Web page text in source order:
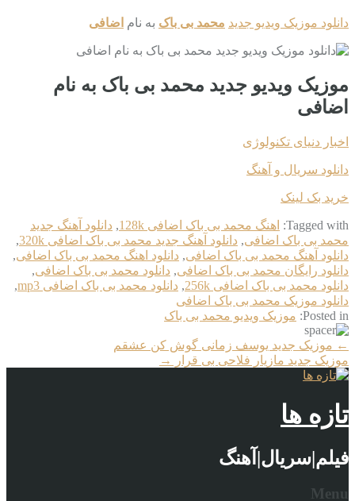
دانلود موزیک ویدیو جدید محمد بی باک به نام اضافی
موزیک ویدیو جدید محمد بی باک به نام
اضافی
اخبار دنیای تکنولوژی
دانلود سریال و آهنگ
خرید بک لینک
Tagged with: اهنگ محمد بی باک اضافی 128k , دانلود آهنگ جدید
محمد بی باک اضافی, دانلود آهنگ جدید محمد بی باک اضافی 320k
,
دانلود آهنگ محمد بی باک اضافی, دانلود اهنگ محمد بی باک اضافی,
دانلود رایگان محمد بی باک اضافی, دانلود محمد بی باک اضافی,
دانلود محمد بی باک اضافی 256k
, دانلود محمد بی باک اضافی mp3
,
دانلود موزیک محمد بی باک اضافی
Posted in: موزیک ویدیو محمد بی باک
More
Articles
← موزیک جدید یوسف زمانی گوش کن عشقم
موزیک جدید مازیار فلاحی بی قرار
→
تازه ها
فیلم|سریال|آهنگ
Menu